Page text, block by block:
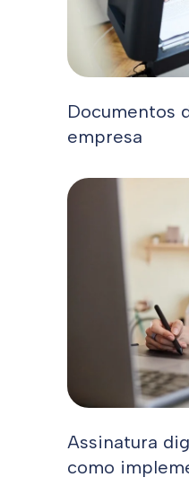
Documentos
empresa
Assinatura
como